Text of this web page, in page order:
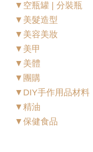
▼空瓶罐 | 分裝瓶
▼美髮造型
▼美容美妝
▼美甲
▼美體
▼團購
▼DIY手作用品材料
▼精油
▼保健食品